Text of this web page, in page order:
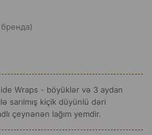
Wraps - böyüklər və 3 aydan
sarılmış kiçik düyünlü dəri
çeynənən lağım yemdir.